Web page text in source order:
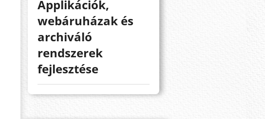
Applikációk,
webáruházak és
archiváló
rendszerek
fejlesztése